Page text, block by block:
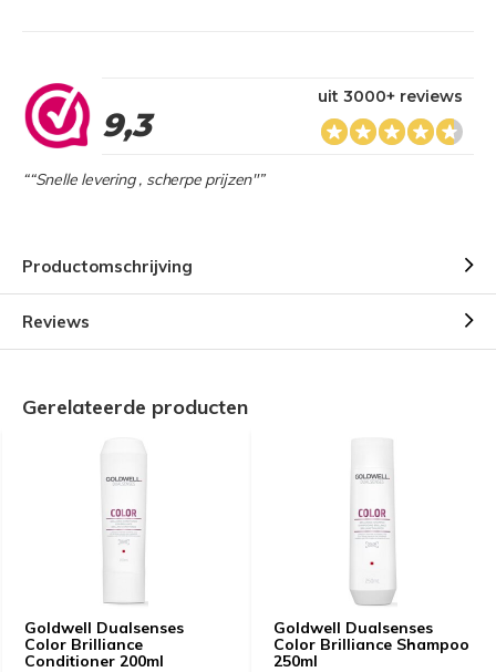
9,3
uit 3000+ reviews
““Snelle levering , scherpe prijzen"”
Productomschrijving
Reviews
Gerelateerde producten
Goldwell Dualsenses
Color Brilliance
Conditioner 200ml
Goldwell Dualsenses
Color Brilliance Shampoo
250ml